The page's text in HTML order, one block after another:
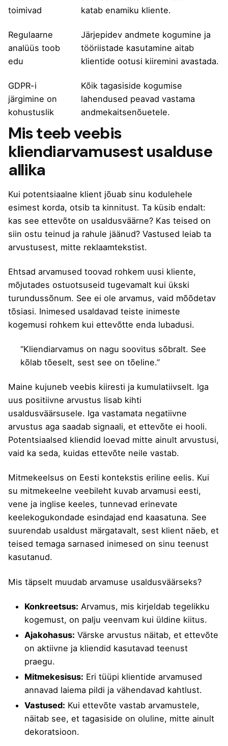
toimivad
katab enamiku kliente.
Regulaarne
analüüs toob
edu
Järjepidev andmete kogumine ja
tööriistade kasutamine aitab
klientide ootusi kiiremini avastada.
GDPR-i
järgimine on
kohustuslik
Kõik tagasiside kogumise
lahendused peavad vastama
andmekaitsenõuetele.
Mis teeb veebis
kliendiarvamusest usalduse
allika
Kui potentsiaalne klient jõuab sinu kodulehele
esimest korda, otsib ta kinnitust. Ta küsib endalt:
kas see ettevõte on usaldusväärne? Kas teised on
siin ostu teinud ja rahule jäänud? Vastused leiab ta
arvustusest, mitte reklaamtekstist.
Ehtsad arvamused toovad rohkem uusi kliente,
mõjutades ostuotsuseid tugevamalt kui ükski
turundussõnum. See ei ole arvamus, vaid mõõdetav
tõsiasi. Inimesed usaldavad teiste inimeste
kogemusi rohkem kui ettevõtte enda lubadusi.
“Kliendiarvamus on nagu soovitus sõbralt. See
kõlab tõeselt, sest see on tõeline.”
Maine kujuneb veebis kiiresti ja kumulatiivselt. Iga
uus positiivne arvustus lisab kihti
usaldusväärsusele. Iga vastamata negatiivne
arvustus aga saadab signaali, et ettevõte ei hooli.
Potentsiaalsed kliendid loevad mitte ainult arvustusi,
vaid ka seda, kuidas ettevõte neile vastab.
Mitmekeelsus on Eesti kontekstis eriline eelis. Kui
su mitmekeelne veebileht kuvab arvamusi eesti,
vene ja inglise keeles, tunnevad erinevate
keelekogukondade esindajad end kaasatuna. See
suurendab usaldust märgatavalt, sest klient näeb, et
teised temaga sarnased inimesed on sinu teenust
kasutanud.
Mis täpselt muudab arvamuse usaldusväärseks?
Konkreetsus: Arvamus, mis kirjeldab tegelikku
kogemust, on palju veenvam kui üldine kiitus.
Ajakohasus: Värske arvustus näitab, et ettevõte
on aktiivne ja kliendid kasutavad teenust
praegu.
Mitmekesisus: Eri tüüpi klientide arvamused
annavad laiema pildi ja vähendavad kahtlust.
Vastused: Kui ettevõte vastab arvamustele,
näitab see, et tagasiside on oluline, mitte ainult
dekoratsioon.